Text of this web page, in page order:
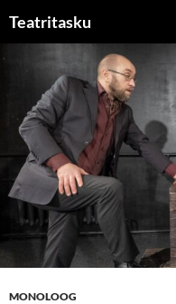
sisu
Teatritasku
MONOLOOG